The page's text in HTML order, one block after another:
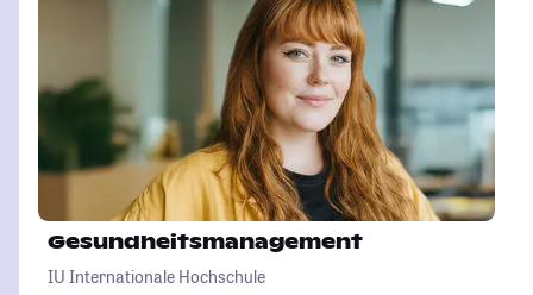
Gesundheitsmanagement
IU Internationale Hochschule